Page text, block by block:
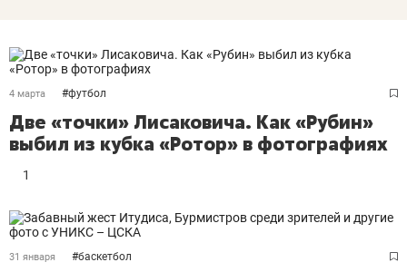
4 марта #футбол
Две «точки» Лисаковича. Как «Рубин»
выбил из кубка «Ротор» в фотографиях
1
31 января #баскетбол